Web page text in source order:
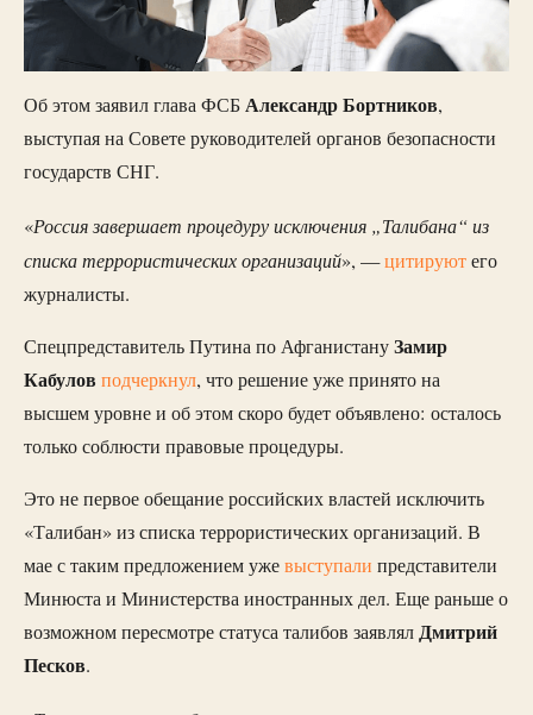
Об этом заявил глава ФСБАлександр Бортников,
выступая на Совете руководителей органов безопасности
государств СНГ.
«Россия завершает процедуру исключения „Талибана“ из
списка террористических организаций», —цитируютего
журналисты.
Спецпредставитель Путина по АфганистануЗамир
Кабулов подчеркнул, что решение уже принято на
высшем уровне и об этом скоро будет объявлено: осталось
только соблюсти правовые процедуры.
Это не первое обещание российских властей исключить
«Талибан» из списка террористических организаций. В
мае с таким предложением ужевыступали представители
Минюста и Министерства иностранных дел. Еще раньше о
возможном пересмотре статуса талибов заявлялДмитрий
Песков.